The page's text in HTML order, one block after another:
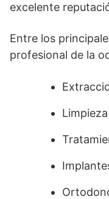
excelente
Entre los
profesional de la